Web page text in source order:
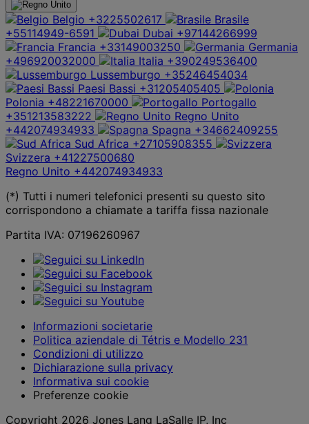
Belgio +3225502617
Brasile
+55114949-6591
Dubai +97144266999
Francia +33149003250
Germania
+496920032000
Italia +390249536400
Lussemburgo +35246454034
Paesi Bassi +31205405405
Polonia +48221670000
Portogallo
+351213583222
Regno Unito
+442074934933
Spagna +34662409255
Sud Africa +27105908355
Svizzera +41227500680
Regno Unito +442074934933
(*) Tutti i numeri telefonici presenti su questo sito
corrispondono a chiamate a tariffa fissa nazionale
Partita IVA: 07196260967
Informazioni societarie
Politica aziendale di Tétris e Modello 231
Condizioni di utilizzo
Dichiarazione sulla privacy
Informativa sui cookie
Preferenze cookie
Copyright 2026 Jones Lang LaSalle IP, Inc